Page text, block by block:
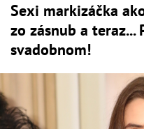
Sexi markizáčka
zo zásnub a
svadobnom!